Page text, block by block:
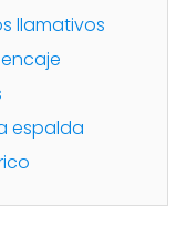
llamativos
espalda